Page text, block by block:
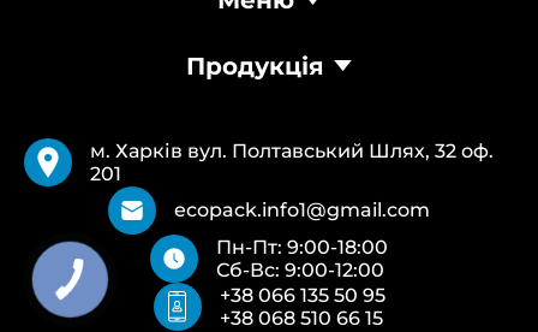
Продукція
Pantone
Повернення та обмін
Про нас
Політика конфіденційності
Продукція
Кур’єрські пакети
Паперові пакети Бурі
Пакети Zip-Lock (Слайдер) з логотипом
Пакети банан ПВХ
Скотч з логотипом
Пакувальні пакети ПВТ, ПНТ
Еко сумки об’ємні
м. Харків вул. Полтавський Шлях, 32 оф.
201
ecopack.info1@gmail.com
Пн-Пт: 9:00-18:00
Сб-Вс: 9:00-12:00
+38 066 135 50 95
+38 068 510 66 15